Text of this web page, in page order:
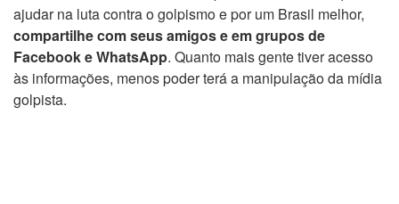
ajudar na luta contra o golpismo e por um Brasil melhor,
compartilhe com seus amigos e em grupos de
Facebook e WhatsApp. Quanto mais gente tiver acesso
às informações, menos poder terá a manipulação da mídia
golpista.